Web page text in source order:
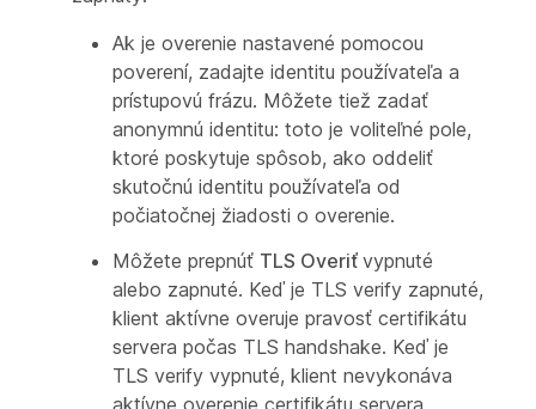
Ak je overenie nastavené pomocou
poverení, zadajte identitu používateľa a
prístupovú frázu. Môžete tiež zadať
anonymnú identitu: toto je voliteľné pole,
ktoré poskytuje spôsob, ako oddeliť
skutočnú identitu používateľa od
počiatočnej žiadosti o overenie.
Môžete prepnúť TLS Overiť vypnuté
alebo zapnuté. Keď je TLS verify zapnuté,
klient aktívne overuje pravosť certifikátu
servera počas TLS handshake. Keď je
TLS verify vypnuté, klient nevykonáva
aktívne overenie certifikátu servera.